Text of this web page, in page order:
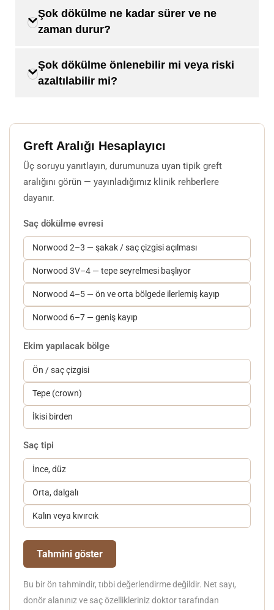
Şok dökülme ne kadar sürer ve ne
zaman durur?
Şok dökülme önlenebilir mi veya riski
azaltılabilir mi?
Greft Aralığı Hesaplayıcı
Üç soruyu yanıtlayın, durumunuza uyan tipik greft
aralığını görün — yayınladığımız klinik rehberlere
dayanır.
Saç dökülme evresi
Norwood 2–3 — şakak / saç çizgisi açılması
Norwood 3V–4 — tepe seyrelmesi başlıyor
Norwood 4–5 — ön ve orta bölgede ilerlemiş kayıp
Norwood 6–7 — geniş kayıp
Ekim yapılacak bölge
Ön / saç çizgisi
Tepe (crown)
İkisi birden
Saç tipi
İnce, düz
Orta, dalgalı
Kalın veya kıvırcık
Tahmini göster
Bu bir ön tahmindir, tıbbi değerlendirme değildir. Net sayı,
donör alanınız ve saç özellikleriniz doktor tarafından